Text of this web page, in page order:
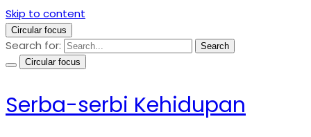
Skip to content
Circular focus
Search for:
Search
Circular focus
Serba-serbi Kehidupan